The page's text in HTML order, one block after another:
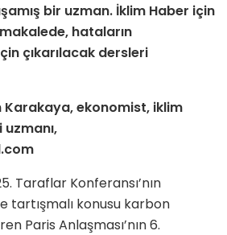
bir uzman. İklim Haber için
hataların
çıkarılacak dersleri
Karakaya, ekonomist, iklim
Taraflar Konferansı’nın
tartışmalı konusu karbon
Paris Anlaşması’nın 6.